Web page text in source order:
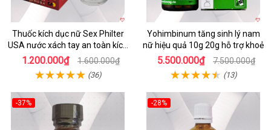
Thuốc kích dục nữ Sex Philter
USA nước xách tay an toàn kích
thích nhanh
1.200.000₫ 1.600.000₫
(36)
Yohimbinum tăng sinh lý nam
nữ hiệu quả 10g 20g hỗ trợ khoẻ
5.500.000₫ 7.500.000₫
(13)
-37% -28%